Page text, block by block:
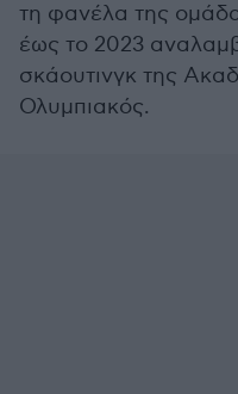
τη φανέλα της
έως το 2023
σκάουτινγκ της
Ολυμπιακός.